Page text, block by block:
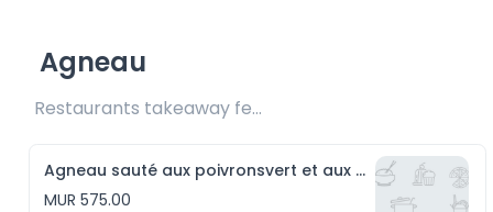
Agneau
Restaurants takeaway fee Rs25 included
Agneau sauté aux poivronsvert et aux piments rouge
MUR 575.00